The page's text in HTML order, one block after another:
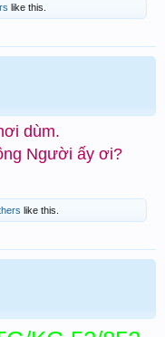
like this.
dùm.
Người ấy ơi?
like this.